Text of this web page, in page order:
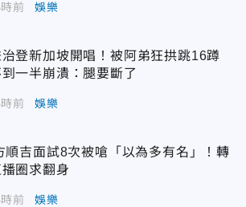
前 娛樂
治登新加坡開唱！被阿弟狂拱跳16蹲
一半崩潰：腿要斷了
前 娛樂
順吉面試8次被嗆「以為多有名」！轉
圈求翻身
前 娛樂